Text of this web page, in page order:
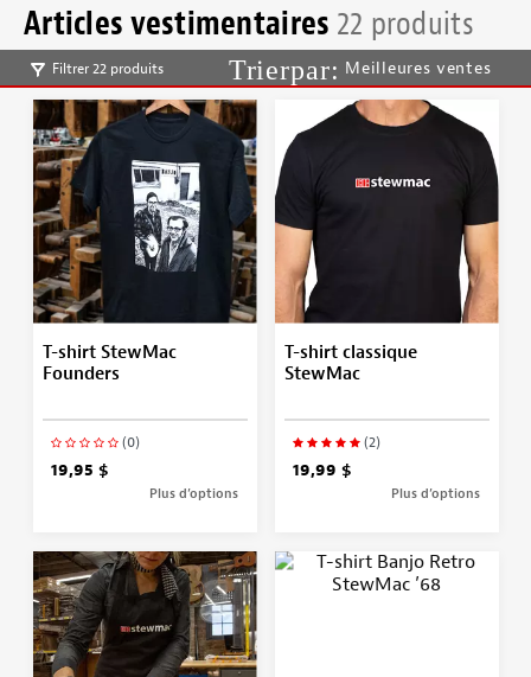
Articles vestimentaires 22 produits
Filtrer 22 produits Meilleures ventes
T-shirt StewMac
Founders
(0)
19,95 $
Plus d’options
T-shirt classique
StewMac
(2)
19,99 $
Plus d’options